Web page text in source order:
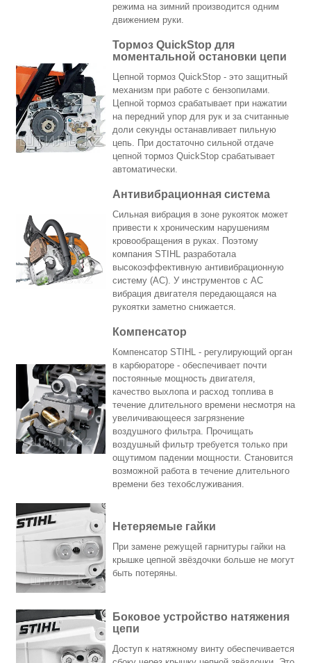
режима на зимний производится одним
движением руки.
Тормоз QuickStop для
моментальной остановки цепи
Цепной тормоз QuickStop - это защитный
механизм при работе с бензопилами.
Цепной тормоз срабатывает при нажатии
на передний упор для рук и за считанные
доли секунды останавливает пильную
цепь. При достаточно сильной отдаче
цепной тормоз QuickStop срабатывает
автоматически.
Антивибрационная система
Сильная вибрация в зоне рукояток может
привести к хроническим нарушениям
кровообращения в руках. Поэтому
компания STIHL разработала
высокоэффективную антивибрационную
систему (АС). У инструментов с АС
вибрация двигателя передающаяся на
рукоятки заметно снижается.
Компенсатор
Компенсатор STIHL - регулирующий орган
в карбюраторе - обеспечивает почти
постоянные мощность двигателя,
качество выхлопа и расход топлива в
течение длительного времени несмотря на
увеличивающееся загрязнение
воздушного фильтра. Прочищать
воздушный фильтр требуется только при
ощутимом падении мощности. Становится
возможной работа в течение длительного
времени без техобслуживания.
Нетеряемые гайки
При замене режущей гарнитуры гайки на
крышке цепной звёздочки больше не могут
быть потеряны.
Боковое устройство натяжения
цепи
Доступ к натяжному винту обеспечивается